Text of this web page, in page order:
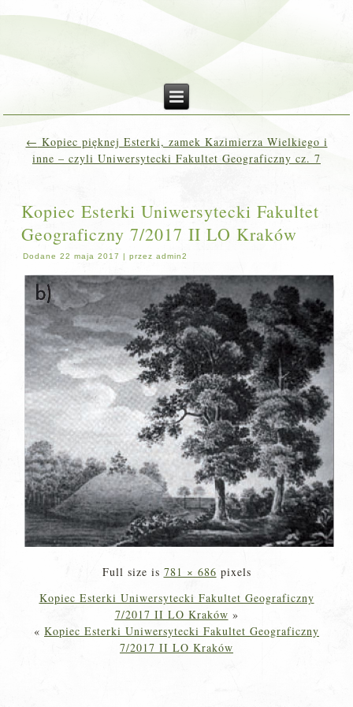
← Kopiec pięknej Esterki, zamek Kazimierza Wielkiego i
inne – czyli Uniwersytecki Fakultet Geograficzny cz. 7
Kopiec Esterki Uniwersytecki Fakultet
Geograficzny 7/2017 II LO Kraków
Dodane 22 maja 2017 |przez admin2
Full size is 781 × 686 pixels
Kopiec Esterki Uniwersytecki Fakultet Geograficzny
7/2017 II LO Kraków »
« Kopiec Esterki Uniwersytecki Fakultet Geograficzny
7/2017 II LO Kraków